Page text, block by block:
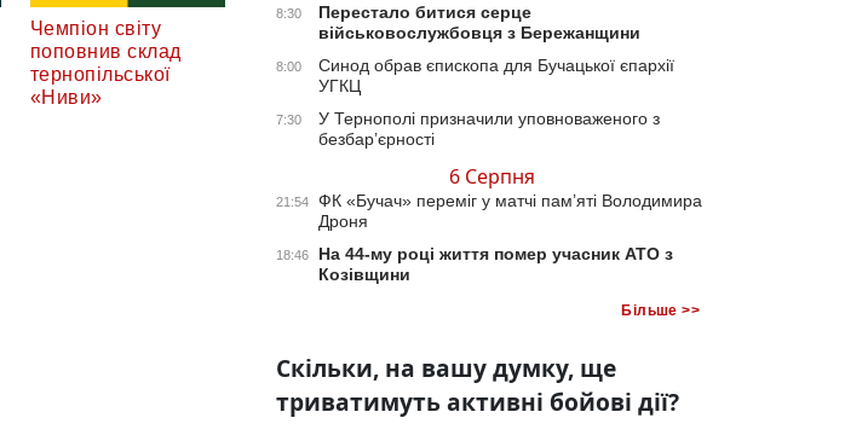
Чемпіон світу
поповнив склад
тернопільської
«Ниви»
8:30
Перестало битися серце
військовослужбовця з Бережанщини
8:00
Синод обрав єпископа для Бучацької єпархії
УГКЦ
7:30
У Тернополі призначили уповноваженого з
безбар’єрності
6 Серпня
21:54
ФК «Бучач» переміг у матчі пам’яті Володимира
Дроня
18:46
На 44-му році життя помер учасник АТО з
Козівщини
Більше >>
Скільки, на вашу думку, ще
триватимуть активні бойові дії?